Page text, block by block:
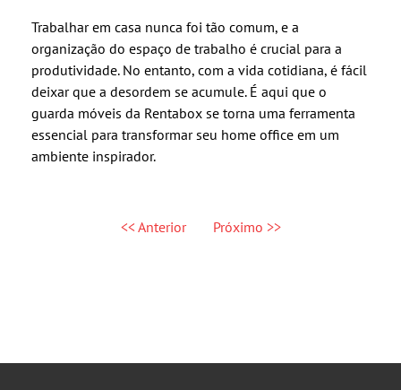
Trabalhar em casa nunca foi tão comum, e a
organização do espaço de trabalho é crucial para a
produtividade. No entanto, com a vida cotidiana, é fácil
deixar que a desordem se acumule. É aqui que o
guarda móveis da Rentabox se torna uma ferramenta
essencial para transformar seu home office em um
ambiente inspirador.
<< Anterior Próximo >>